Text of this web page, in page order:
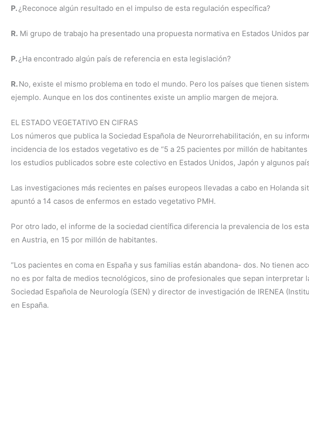
P.¿Reconoce algún resultado en el impulso de esta regulación específica?
R. Mi grupo de trabajo ha presentado una propuesta normativa en Estados Unidos
P.¿Ha encontrado algún país de referencia en esta legislación?
R.No, existe el mismo problema en todo el mundo. Pero los países que tienen
ejemplo. Aunque en los dos continentes existe un amplio margen de mejora.
EL ESTADO VEGETATIVO EN CIFRAS
Los números que publica la Sociedad Española de Neurorrehabilitación, en su
incidencia de los estados vegetativo es de “5 a 25 pacientes por millón de
los estudios publicados sobre este colectivo en Estados Unidos, Japón y algunos
Las investigaciones más recientes en países europeos llevadas a cabo en Holanda
apuntó a 14 casos de enfermos en estado vegetativo PMH.
Por otro lado, el informe de la sociedad científica diferencia la prevalencia de los
en Austria, en 15 por millón de habitantes.
“Los pacientes en coma en España y sus familias están abandona- dos. No tienen
no es por falta de medios tecnológicos, sino de profesionales que sepan
Sociedad Española de Neurología (SEN) y director de investigación de IRENEA
en España.